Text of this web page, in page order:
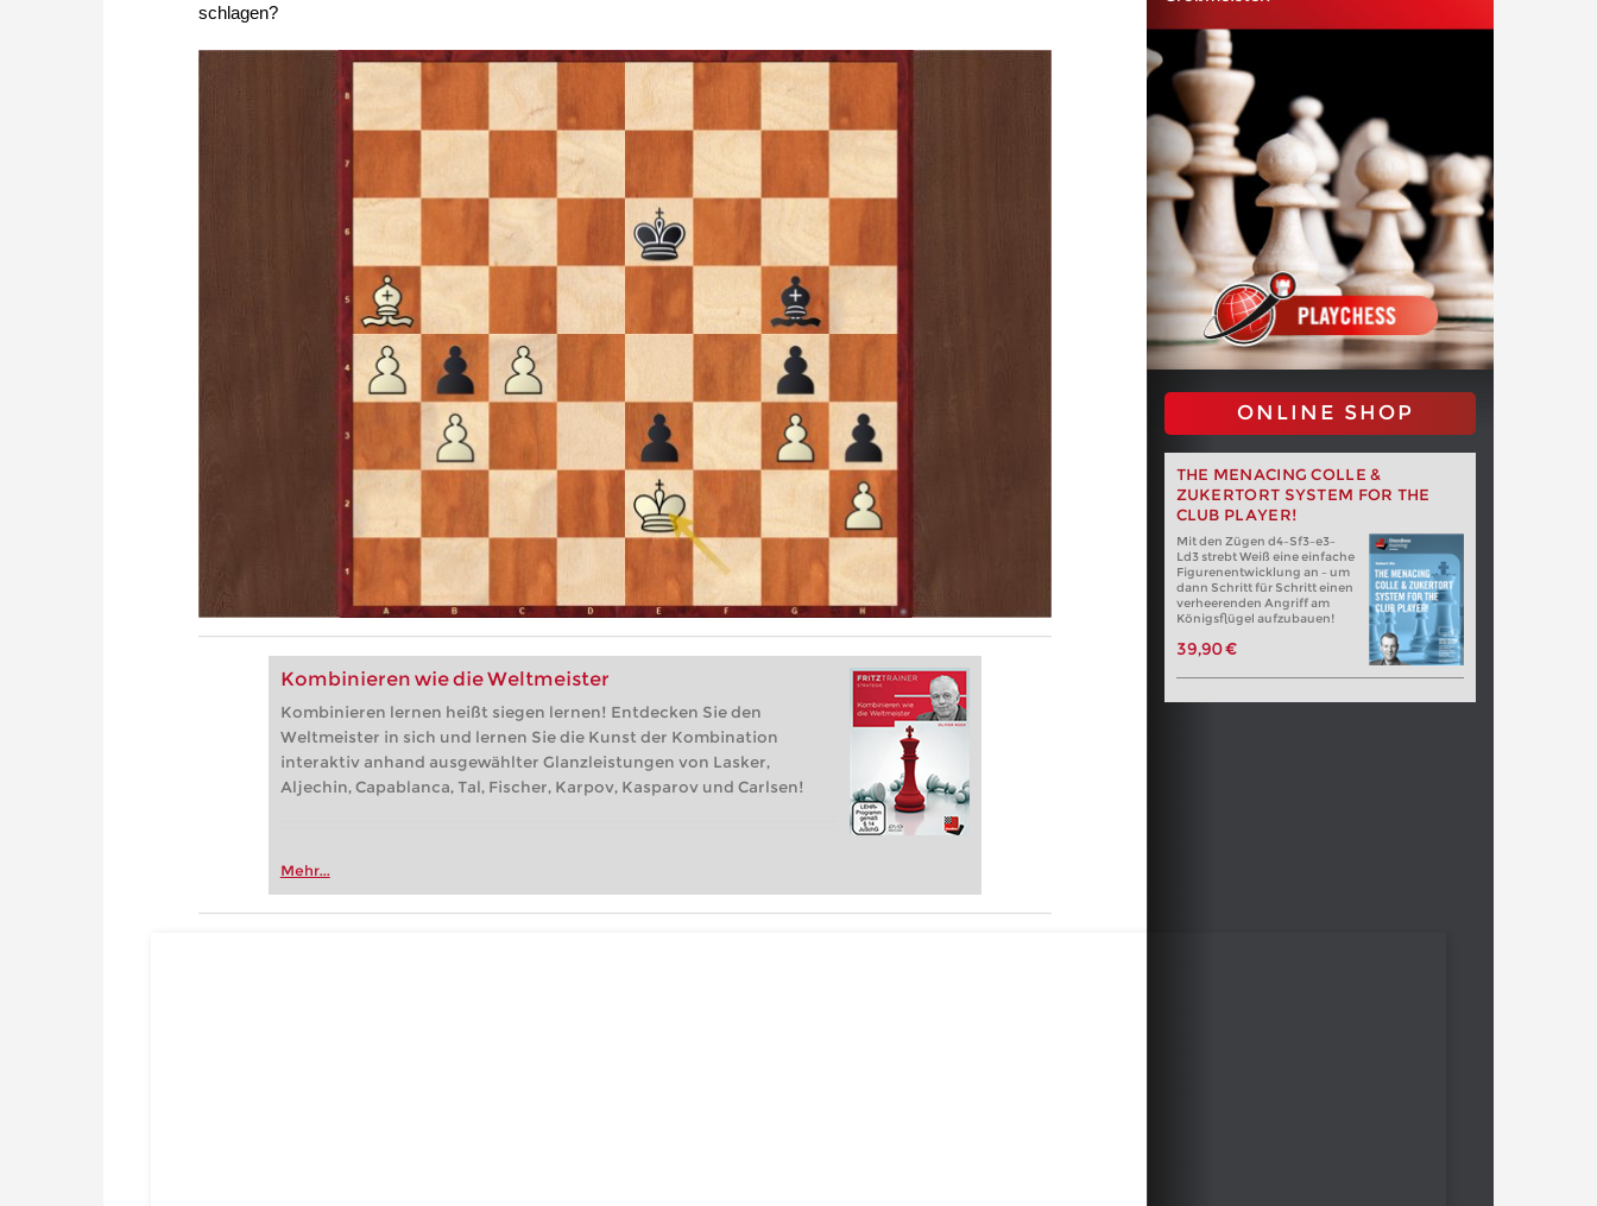
schlagen?
Kombinieren wie die Weltmeister
Kombinieren lernen heißt siegen lernen! Entdecken Sie den
Weltmeister in sich und lernen Sie die Kunst der Kombination
interaktiv anhand ausgewählter Glanzleistungen von Lasker,
Aljechin, Capablanca, Tal, Fischer, Karpov, Kasparov und Carlsen!
Mehr...
ONLINE SHOP
THE MENACING COLLE &
ZUKERTORT SYSTEM FOR THE
CLUB PLAYER!
Mit den Zügen d4–Sf3–e3–
Ld3 strebt Weiß eine einfache
Figurenentwicklung an – um
dann Schritt für Schritt einen
verheerenden Angriff am
Königsflügel aufzubauen!
39,90 €